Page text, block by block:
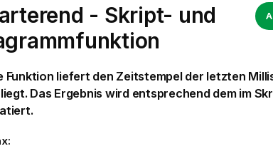
- Skript- und
Funktion liefert den Zeitstempel der letzten
liegt. Das Ergebnis wird entsprechend dem im